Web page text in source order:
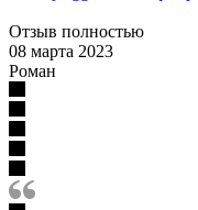
Отзыв полностью
08 марта 2023
Роман